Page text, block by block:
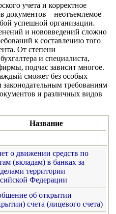
учета и корректное
документов – неотъемлемое
успешной организации.
и нововведений сложно
к составлению того
От степени
и специалиста,
подчас зависит многое.
сможет без особых
законодательным требованиям
и различных видов
Название
о движении средств по
(вкладам) в банках за
территории
Федерации
об открытии
счета (лицевого счета)